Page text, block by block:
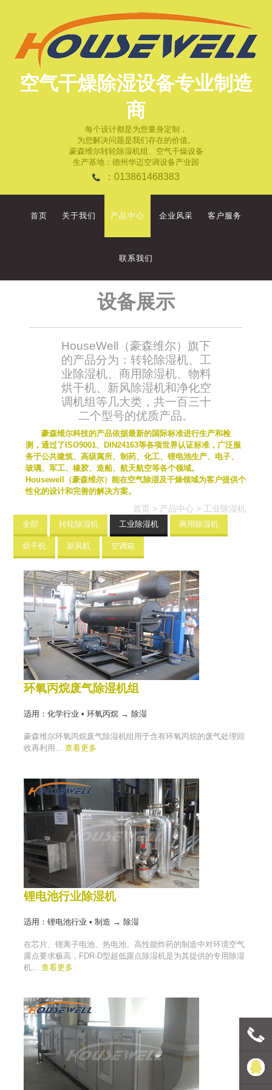
空气干燥除湿设备专业制造
商
每个设计都是为您量身定制，
为您解决问题是我们存在的价值。
豪森维尔转轮除湿机组、空气干燥设备
生产基地：德州华迈空调设备产业园
：013861468383
首页 关于我们 产品中心 企业风采 客户服务
联系我们
设备展示
HouseWell（豪森维尔）旗下
的产品分为：转轮除湿机、工
业除湿机、商用除湿机、物料
烘干机、新风除湿机和净化空
调机组等几大类，共一百三十
二个型号的优质产品。
豪森维尔科技的产品依据最新的国际标准进行生产和检
测，通过了ISO9001、DIN24163等各项世界认证标准，广泛服
务于公共建筑、高级寓所、制药、化工、锂电池生产、电子、
玻璃、军工、橡胶、造船、航天航空等各个领域。
Housewell（豪森维尔）能在空气除湿及干燥领域为客户提供个
性化的设计和完善的解决方案。
首页 > 产品中心 > 工业除湿机
全部 转轮除湿机 工业除湿机 商用除湿机
烘干机 新风机 空调箱
环氧丙烷废气除湿机组
适用：化学行业 • 环氧丙烷 → 除湿
豪森维尔环氧丙烷废气除湿机组用于含有环氧丙烷的废气处理回
收再利用... 查看更多
锂电池行业除湿机
适用：锂电池行业 • 制造 → 除湿
在芯片、锂离子电池、热电池、高性能炸药的制造中对环境空气
露点要求极高，FDR-D型超低露点除湿机是为其提供的专用除湿
机... 查看更多
联系电